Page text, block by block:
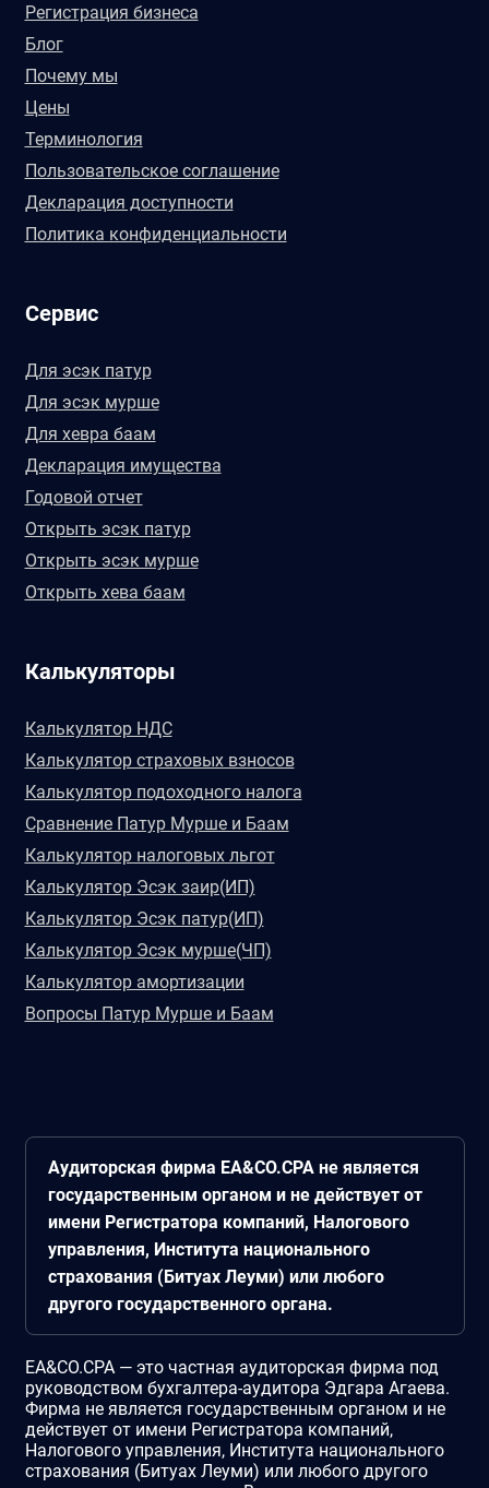
Регистрация бизнеса
Блог
Почему мы
Цены
Терминология
Пользовательское соглашение
Декларация доступности
Политика конфиденциальности
Сервис
Для эсэк патур
Для эсэк мурше
Для хевра баам
Декларация имущества
Годовой отчет
Открыть эсэк патур
Открыть эсэк мурше
Открыть хева баам
Калькуляторы
Калькулятор НДС
Калькулятор страховых взносов
Калькулятор подоходного налога
Сравнение Патур Мурше и Баам
Калькулятор налоговых льгот
Калькулятор Эсэк заир(ИП)
Калькулятор Эсэк патур(ИП)
Калькулятор Эсэк мурше(ЧП)
Калькулятор амортизации
Вопросы Патур Мурше и Баам
Аудиторская фирма EA&CO.CPA не является
государственным органом и не действует от
имени Регистратора компаний, Налогового
управления, Института национального
страхования (Битуах Леуми) или любого
другого государственного органа.
EA&CO.CPA — это частная аудиторская фирма под
руководством бухгалтера-аудитора Эдгара Агаева.
Фирма не является государственным органом и не
действует от имени Регистратора компаний,
Налогового управления, Института национального
страхования (Битуах Леуми) или любого другого